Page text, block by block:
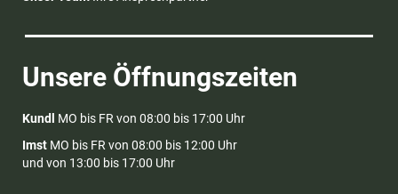
Unsere Öffnungszeiten
Kundl MO bis FR von 08:00 bis 17:00 Uhr
Imst MO bis FR von 08:00 bis 12:00 Uhr
und von 13:00 bis 17:00 Uhr